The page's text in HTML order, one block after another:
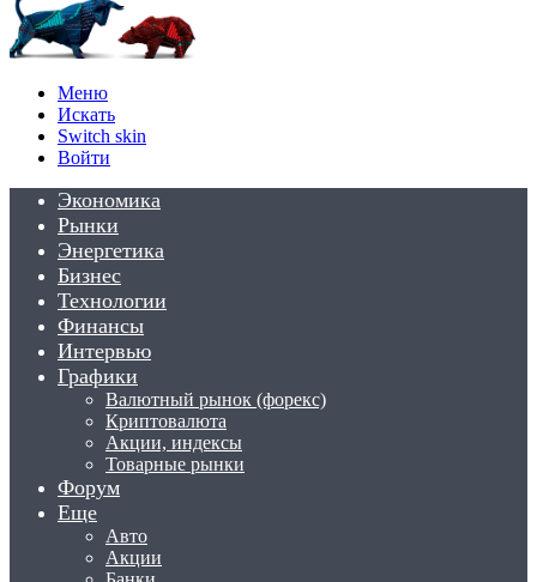
Меню
Искать
Switch skin
Войти
Экономика
Рынки
Энергетика
Бизнес
Технологии
Финансы
Интервью
Графики
Валютный рынок (форекс)
Криптовалюта
Акции, индексы
Товарные рынки
Форум
Еще
Авто
Акции